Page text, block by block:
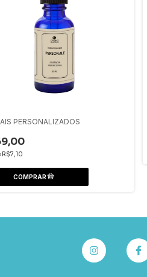
PERSONALIZADOS
R$7,10